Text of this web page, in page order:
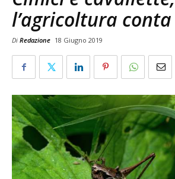
l’agricoltura
Di Redazione 18 Giugno 2019